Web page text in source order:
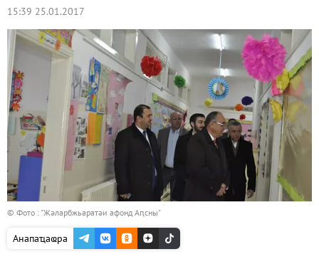
15:39 25.01.2017
© Фото : "Жәларбжьаратәи афонд Аԥсны"
Анапаҵаҩра